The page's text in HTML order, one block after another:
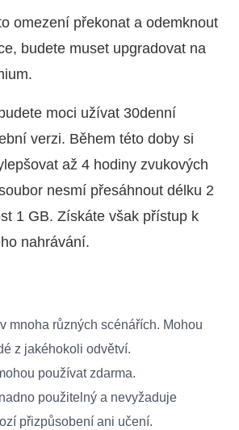
omezení překonat a odemknout
budete muset upgradovat na
moci užívat 30denní
verzi. Během této doby si
až 4 hodiny zvukových
nesmí přesáhnout délku 2
1 GB. Získáte však přístup k
nahrávání.
mnoha různých scénářích. Mohou
z jakéhokoli odvětví.
používat zdarma.
použitelný a nevyžaduje
přizpůsobení ani učení.